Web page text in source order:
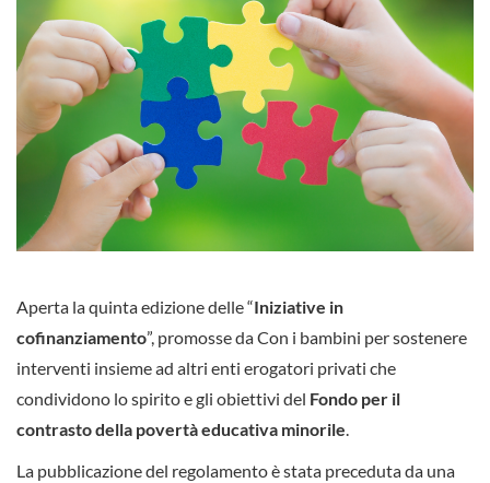
Aperta la quinta edizione delle “Iniziative in
cofinanziamento”, promosse da Con i bambini per sostenere
interventi insieme ad altri enti erogatori privati che
condividono lo spirito e gli obiettivi del Fondo per il
contrasto della povertà educativa minorile.
La pubblicazione del regolamento è stata preceduta da una